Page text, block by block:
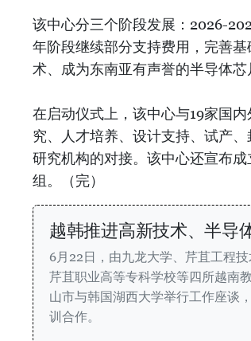
该中心分三个阶段发展：2026-
年阶段继续部分支持费用，完善
术、成为东南亚有声誉的半导体芯
在启动仪式上，该中心与19家国
究、人才培养、设计支持、试产
研究机构的对接。该中心还宣布
组。（完）
越韩推进高新技术、半导
6月22日，由九龙大学、芹苴工程
芹苴职业高等专科学校等四所越南
山市与韩国湖西大学举行工作座谈
训合作。